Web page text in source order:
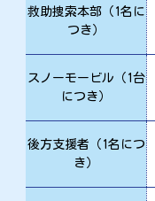
救助捜索本部（1名に
つき）
スノーモービル（1台
につき）
後方支援者（1名につ
き）